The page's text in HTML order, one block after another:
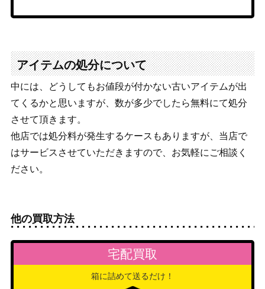
アイテムの処分について
中には、どうしてもお値段が付かない古いアイテムが出
てくるかと思いますが、数が多少でしたら無料にて処分
させて頂きます。
他店では処分料が発生するケースもありますが、当店で
はサービスさせていただきますので、お気軽にご相談く
ださい。
他の買取方法
宅配買取
箱に詰めて送るだけ！